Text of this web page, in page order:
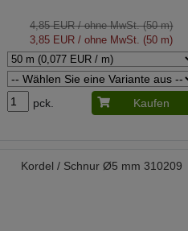
4,85 EUR/ ohne MwSt. (50 m)
3,85 EUR / ohne MwSt. (50 m)
pck. Kaufen
Kordel / Schnur Ø5 mm 310209